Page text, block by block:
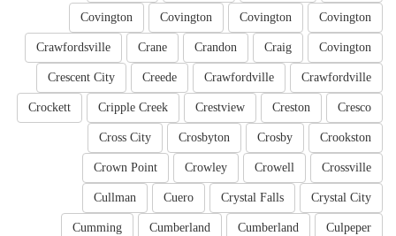
Covington
Covington
Covington
Covington
Covington
Craig
Crandon
Crane
Crawfordsville
Crawfordville
Crawfordville
Creede
Crescent City
Cresco
Creston
Crestview
Cripple Creek
Crockett
Crookston
Crosby
Crosbyton
Cross City
Crossville
Crowell
Crowley
Crown Point
Crystal City
Crystal Falls
Cuero
Cullman
Culpeper
Cumberland
Cumberland
Cumming